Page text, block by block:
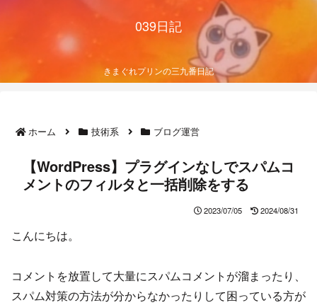
039日記
きまぐれプリンの三九番日記
ホーム 技術系 ブログ運営
【WordPress】プラグインなしでスパムコ
メントのフィルタと一括削除をする
2023/07/05 2024/08/31
こんにちは。
コメントを放置して大量にスパムコメントが溜まったり、
スパム対策の方法が分からなかったりして困っている方が